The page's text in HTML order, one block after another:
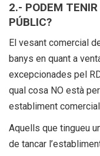
2.- PODEM
PÚBLIC?
El vesant comercial
banys en quant a
excepcionades pel
qual cosa NO està
establiment
Aquells que tingueu
de tancar